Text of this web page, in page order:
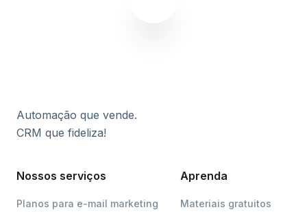
Automação que vende.
CRM que fideliza!
Nossos serviços
Planos para e-mail marketing
Aprenda
Materiais gratuitos